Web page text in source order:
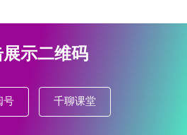
展示二维码
号 千聊课堂